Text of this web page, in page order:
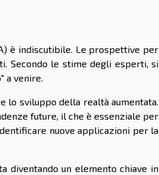
è indiscutibile. Le prospettive per
Secondo le stime degli esperti, si
a venire.
lo sviluppo della realtà aumentata.
future, il che è essenziale per
nuove applicazioni per la
diventando un elemento chiave in